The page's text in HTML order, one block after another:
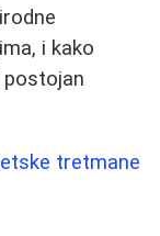
i kako
postojan
tretmane